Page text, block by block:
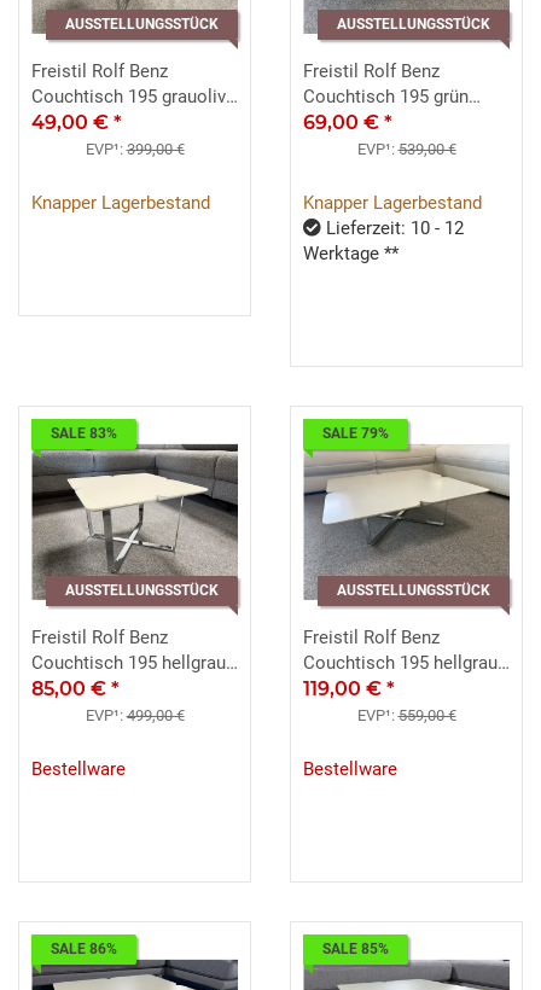
AUSSTELLUNGSSTÜCK
Freistil Rolf Benz
Couchtisch 195 grauolive
Chrom 42x42
49,00 € *
EVP¹:399,00 €
Knapper Lagerbestand
AUSSTELLUNGSSTÜCK
Freistil Rolf Benz
Couchtisch 195 grün
schwarz ca. 79x79 cm
69,00 € *
EVP¹:539,00 €
Knapper Lagerbestand
Lieferzeit: 10 - 12
Werktage **
AUSSTELLUNGSSTÜCK
SALE 83%
Freistil Rolf Benz
Couchtisch 195 hellgrau
49x49 Chrom
85,00 € *
EVP¹:499,00 €
Bestellware
AUSSTELLUNGSSTÜCK
SALE 79%
Freistil Rolf Benz
Couchtisch 195 hellgrau
ca.79x79 Chrom
119,00 € *
EVP¹:559,00 €
Bestellware
SALE 86% SALE 85%